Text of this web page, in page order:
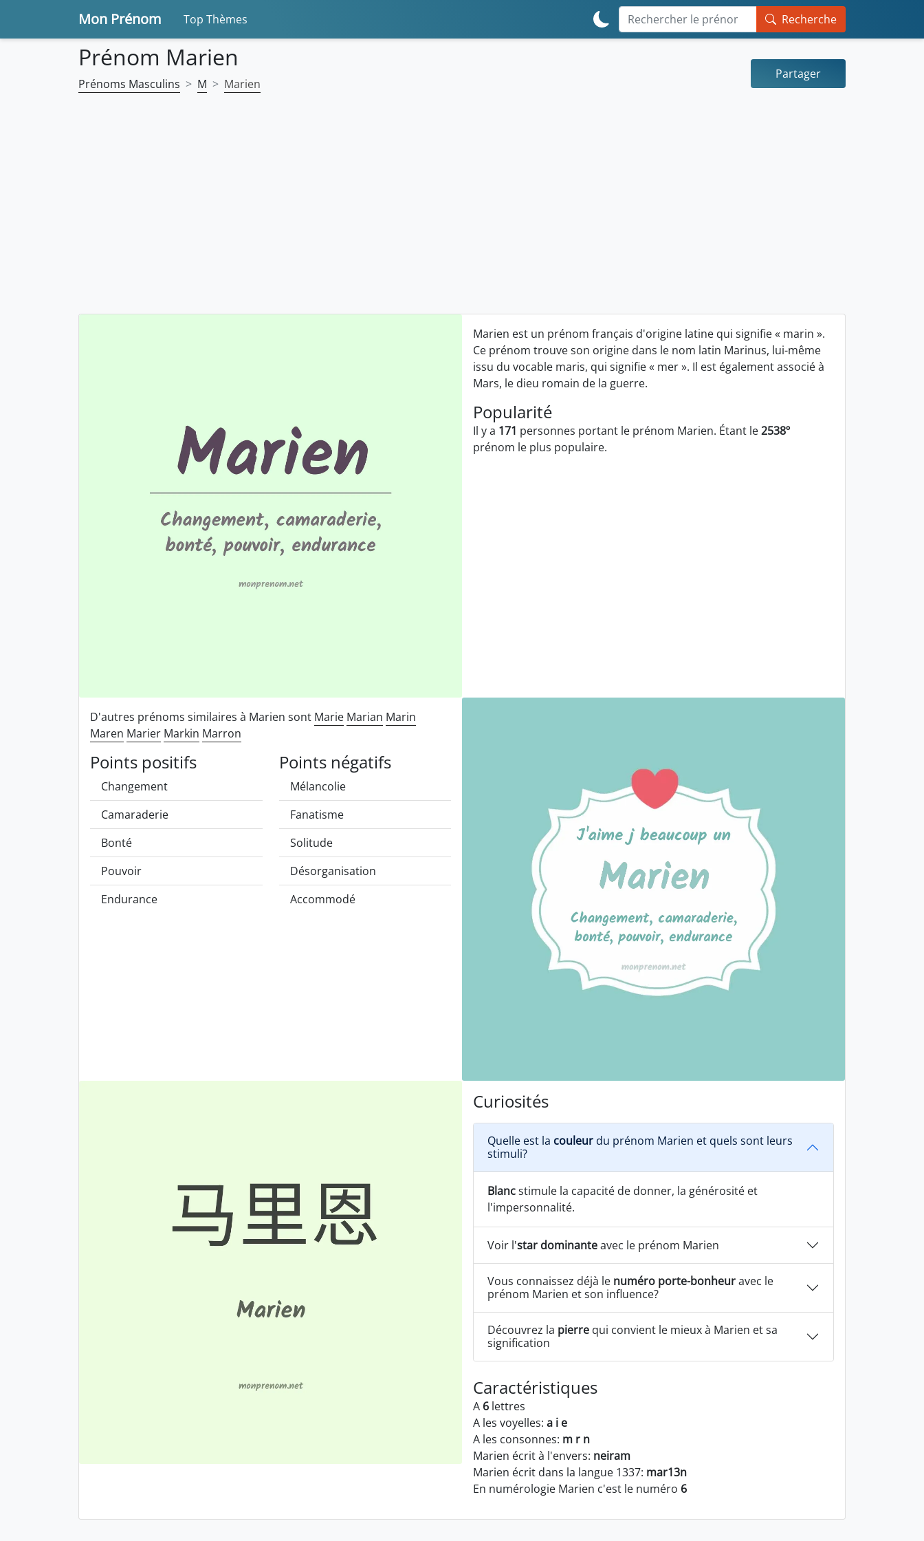
Mon Prénom Top Thèmes Recherche
Prénom Marien
Prénoms Masculins M Marien
Partager
Marien est un prénom français d'origine latine qui signifie « marin ».
Ce prénom trouve son origine dans le nom latin Marinus, lui-même
issu du vocable maris, qui signifie « mer ». Il est également associé à
Mars, le dieu romain de la guerre.
Popularité
Il y a 171 personnes portant le prénom Marien. Étant le2538º
prénom le plus populaire.
D'autres prénoms similaires à Marien sont Marie Marian Marin
Maren Marier Markin Marron
Points positifs
Changement
Camaraderie
Bonté
Pouvoir
Endurance
Points négatifs
Mélancolie
Fanatisme
Solitude
Désorganisation
Accommodé
Curiosités
Quelle est la couleur du prénom Marien et quels sont leurs
stimuli?
Blancstimule la capacité de donner, la générosité et
l'impersonnalité.
Voir l'star dominanteavec le prénom Marien
Vous connaissez déjà le numéro porte-bonheuravec le
prénom Marien et son influence?
Découvrez la pierre qui convient le mieux à Marien et sa
signification
Caractéristiques
A 6 lettres
A les voyelles: a i e
A les consonnes: m r n
Marien écrit à l'envers: neiram
Marien écrit dans la langue 1337: mar13n
En numérologie Marien c'est le numéro 6